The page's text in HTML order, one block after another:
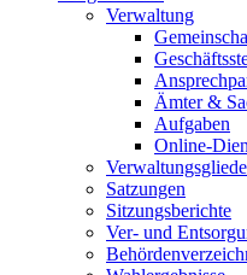
Verwaltung
Ämter &
Aufgaben
Online-
Satzungen
Sitzungsberichte
Ver- und